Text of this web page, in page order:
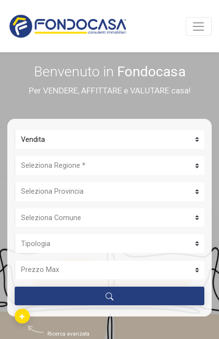
Benvenuto in Fondocasa
Per VENDERE, AFFITTARE e VALUTARE casa!
Ricerca avanzata